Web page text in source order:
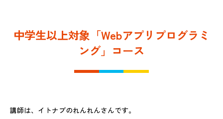
中学生以上対象「Webアプリプログラミ
ング」コース
講師は、イトナブのれんれんさんです。